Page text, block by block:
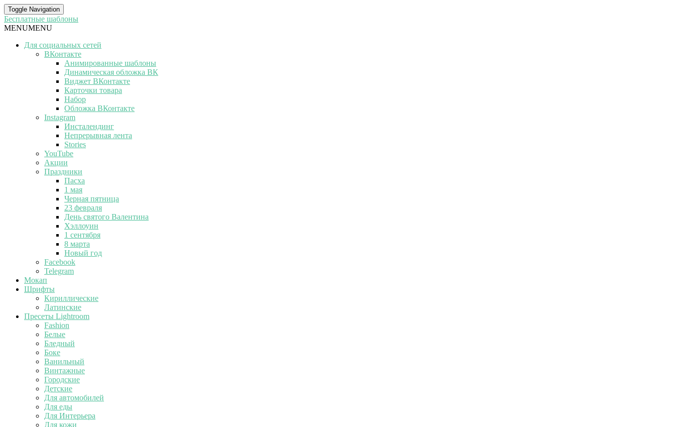
Toggle Navigation
Бесплатные шаблоны
MENUMENU
Для социальных сетей
ВКонтакте
Анимированные шаблоны
Динамическая обложка ВК
Виджет ВКонтакте
Карточки товара
Набор
Обложка ВКонтакте
Instagram
Инсталендинг
Непрерывная лента
Stories
YouTube
Акции
Праздники
Пасха
1 мая
Черная пятница
23 февраля
День святого Валентина
Хэллоуин
1 сентября
8 марта
Новый год
Facebook
Telegram
Мокап
Шрифты
Кириллические
Латинские
Пресеты Lightroom
Fashion
Белые
Бледный
Боке
Ванильный
Винтажные
Городские
Детские
Для автомобилей
Для еды
Для Интерьера
Для кожи